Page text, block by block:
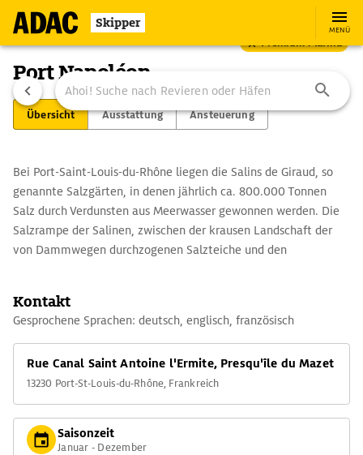
Skipper MENÜ
Premium Marina
Port Napoléon
Übersicht Ausstattung Ansteuerung
Bei Port-Saint-Louis-du-Rhône liegen die Salins de Giraud, so
genannte Salzgärten, in denen jährlich ca. 800.000 Tonnen
Salz durch Verdunsten aus Meerwasser gewonnen werden. Die
Salzrampe der Salinen, zwischen der krausen Landschaft der
von Dammwegen durchzogenen Salzteiche und den
Gebiet nördlich der Salzgärten bieten etliche Reiterhöfe (z. B.
in Le Sambuc) einen erlebnisreichen Tag bei den Gardians, den
Cowboys der Camargue, an. Zu einer solchen "Journée
camarguaise" gehören die Vorführungen der Gardians, darunter
auch die "ferrade", das Brennen der Jungstiere mit dem Zeichen
des Hofs.
Kontakt
Gesprochene Sprachen: deutsch, englisch, französisch
Rue Canal Saint Antoine l'Ermite, Presqu'île du Mazet
13230 Port-St-Louis-du-Rhône, Frankreich
Saisonzeit
Januar - Dezember